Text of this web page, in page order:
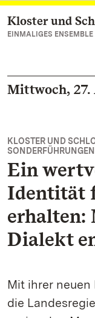
Zum
Kloster und
EINMALIGES
Mittwoch, 27.
KLOSTER UND
SONDERFÜHRUNGEN
Ein
Identität
erhalten:
Dialekt
Mit ihrer
die